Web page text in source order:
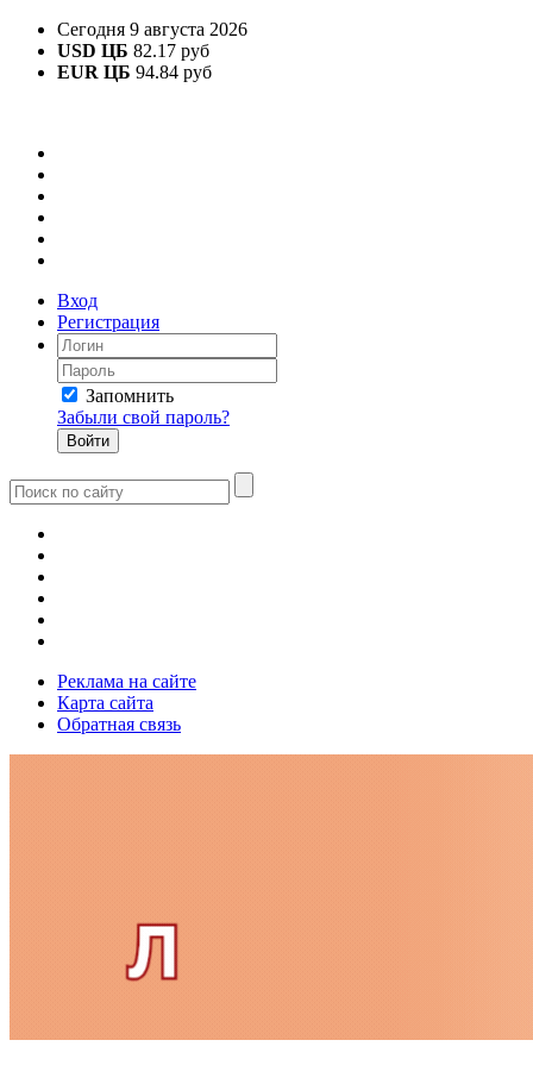
Сегодня 9 августа 2026
USD ЦБ 82.17 руб
EUR ЦБ 94.84 руб
Вход
Регистрация
Запомнить
Забыли свой пароль?
Реклама на сайте
Карта сайта
Обратная связь